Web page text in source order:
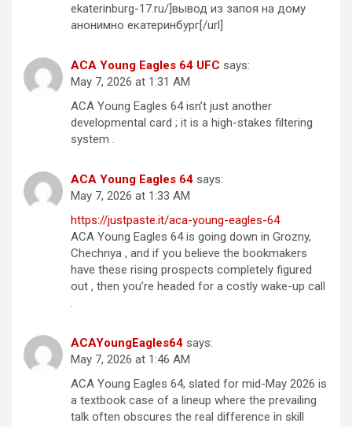
ekaterinburg-17.ru/]вывод из запоя на дому
анонимно екатеринбург[/url]
ACA Young Eagles 64 UFC says:
May 7, 2026 at 1:31 AM
ACA Young Eagles 64 isn’t just another
developmental card ; it is a high-stakes filtering
system .
ACA Young Eagles 64 says:
May 7, 2026 at 1:33 AM
https://justpaste.it/aca-young-eagles-64
ACA Young Eagles 64 is going down in Grozny,
Chechnya , and if you believe the bookmakers
have these rising prospects completely figured
out , then you’re headed for a costly wake-up call
.
ACAYoungEagles64 says:
May 7, 2026 at 1:46 AM
ACA Young Eagles 64, slated for mid-May 2026 is
a textbook case of a lineup where the prevailing
talk often obscures the real difference in skill